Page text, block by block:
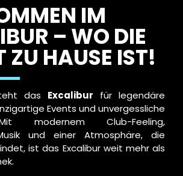
IM
– WO DIE
ZU HAUSE IST!
das Excalibur für legendäre
Events und unvergessliche
modernem Club-Feeling,
und einer Atmosphäre, die
ist das Excalibur weit mehr als